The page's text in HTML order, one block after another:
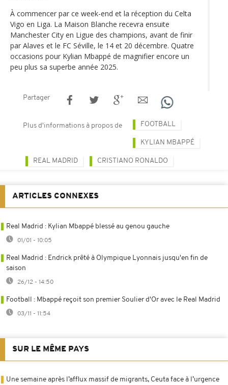
À commencer par ce week-end et la réception du Celta
Vigo en Liga. La Maison Blanche recevra ensuite
Manchester City en Ligue des champions, avant de finir
par Alaves et le FC Séville, le 14 et 20 décembre. Quatre
occasions pour Kylian Mbappé de magnifier encore un
peu plus sa superbe année 2025.
Partager
Plus d'informations à propos de FOOTBALL
KYLIAN MBAPPÉ
REAL MADRID CRISTIANO RONALDO
ARTICLES CONNEXES
Real Madrid : Kylian Mbappé blessé au genou gauche
01/01 - 10:05
Real Madrid : Endrick prêté à Olympique Lyonnais jusqu'en fin de
saison
26/12 - 14:50
Football : Mbappé reçoit son premier Soulier d'Or avec le Real Madrid
03/11 - 11:54
SUR LE MÊME PAYS
Une semaine après l’afflux massif de migrants, Ceuta face à l’urgence